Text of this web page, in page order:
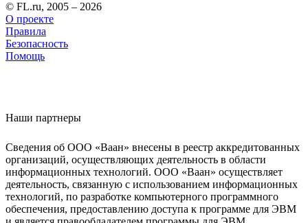
© FL.ru, 2005 – 2026
О проекте
Правила
Безопасность
Помощь
Наши партнеры
Сведения об ООО «Ваан» внесены в реестр аккредитованных
организаций, осуществляющих деятельность в области
информационных технологий. ООО «Ваан» осуществляет
деятельность, связанную с использованием информационных
технологий, по разработке компьютерного программного
обеспечения, предоставлению доступа к программе для ЭВМ